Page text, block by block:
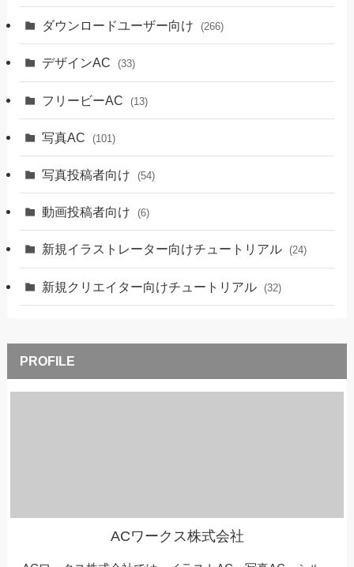
ダウンロードユーザー向け (266)
デザインAC (33)
フリービーAC (13)
写真AC (101)
写真投稿者向け (54)
動画投稿者向け (6)
新規イラストレーター向けチュートリアル (24)
新規クリエイター向けチュートリアル (32)
ACワークス株式会社